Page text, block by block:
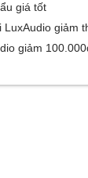
giá tốt
giảm
giảm